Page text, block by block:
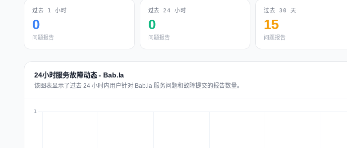
过去 1 小时
0
问题报告
过去 24 小时
0
问题报告
过去 30 天
15
问题报告
24小时服务故障动态 - Bab.la
该图表显示了过去 24 小时内用户针对 Bab.la 服务问题和故障提交的报告数量。